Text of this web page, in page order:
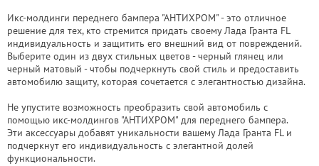
Икс-молдинги переднего бампера "АНТИХРОМ" - это отличное
решение для тех, кто стремится придать своему Лада Гранта FL
индивидуальность и защитить его внешний вид от повреждений.
Выберите один из двух стильных цветов - черный глянец или
черный матовый - чтобы подчеркнуть свой стиль и предоставить
автомобилю защиту, которая сочетается с элегантностью дизайна.
Не упустите возможность преобразить свой автомобиль с
помощью икс-молдингов "АНТИХРОМ" для переднего бампера.
Эти аксессуары добавят уникальности вашему Лада Гранта FL и
подчеркнут его индивидуальность с элегантной долей
функциональности.